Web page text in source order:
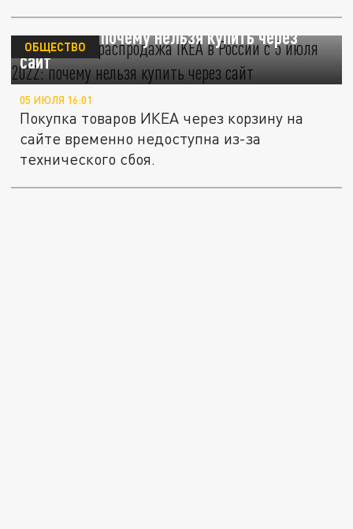
Финальная распродажа IKEA в России с 5
июля 2022: почему нельзя купить через
сайт
ОБЩЕСТВО
05 ИЮЛЯ 16:01
Покупка товаров ИКЕА через корзину на
сайте временно недоступна из-за
технического сбоя.